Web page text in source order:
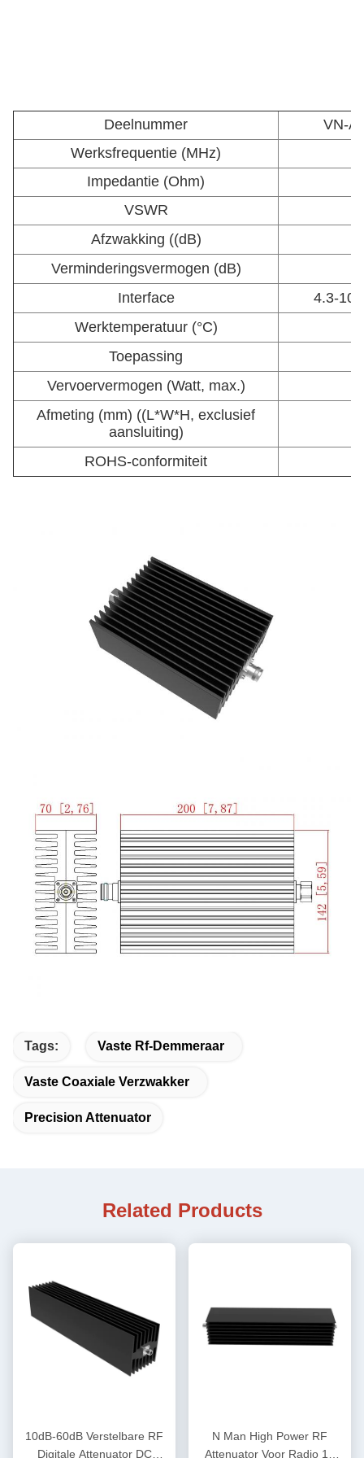
Deelnummer
VN-
Werksfrequentie (MHz)
Impedantie (Ohm)
VSWR
Afzwakking ((dB)
Verminderingsvermogen (dB)
Interface
4.3-10
Werktemperatuur (°C)
Toepassing
Vervoervermogen (Watt, max.)
Afmeting (mm) ((L*W*H, exclusief
aansluiting)
ROHS-conformiteit
Tags: Vaste Rf-Demmeraar
Vaste Coaxiale Verzwakker
Precision Attenuator
Related Products
10dB-60dB Verstelbare RF
Digitale Attenuator DC
N Man High Power RF
Attenuator Voor Radio 18